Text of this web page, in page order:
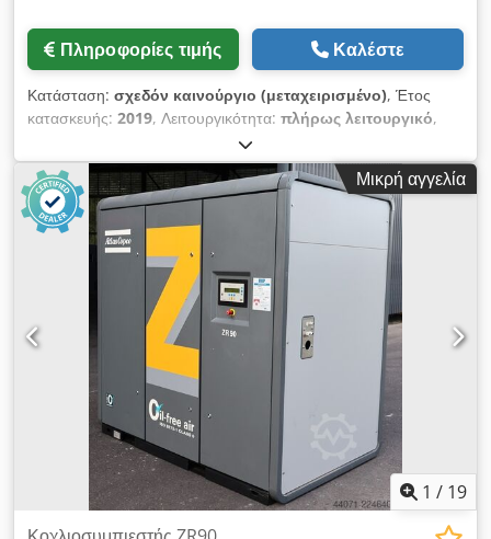
Πληροφορίες τιμής Καλέστε
Κατάσταση: σχεδόν καινούργιο (μεταχειρισμένο), Έτος
κατασκευής: 2019, Λειτουργικότητα: πλήρως λειτουργικό,
Μεταχειρισμένος ψυκτικός ξηραντήρας Atlas Copco FX6
Credpfezrtbiex Af Def 2,34 m3/λεπτό 14 bar Έτος
κατασκευής: 2019
Μικρή αγγελία
1 / 19